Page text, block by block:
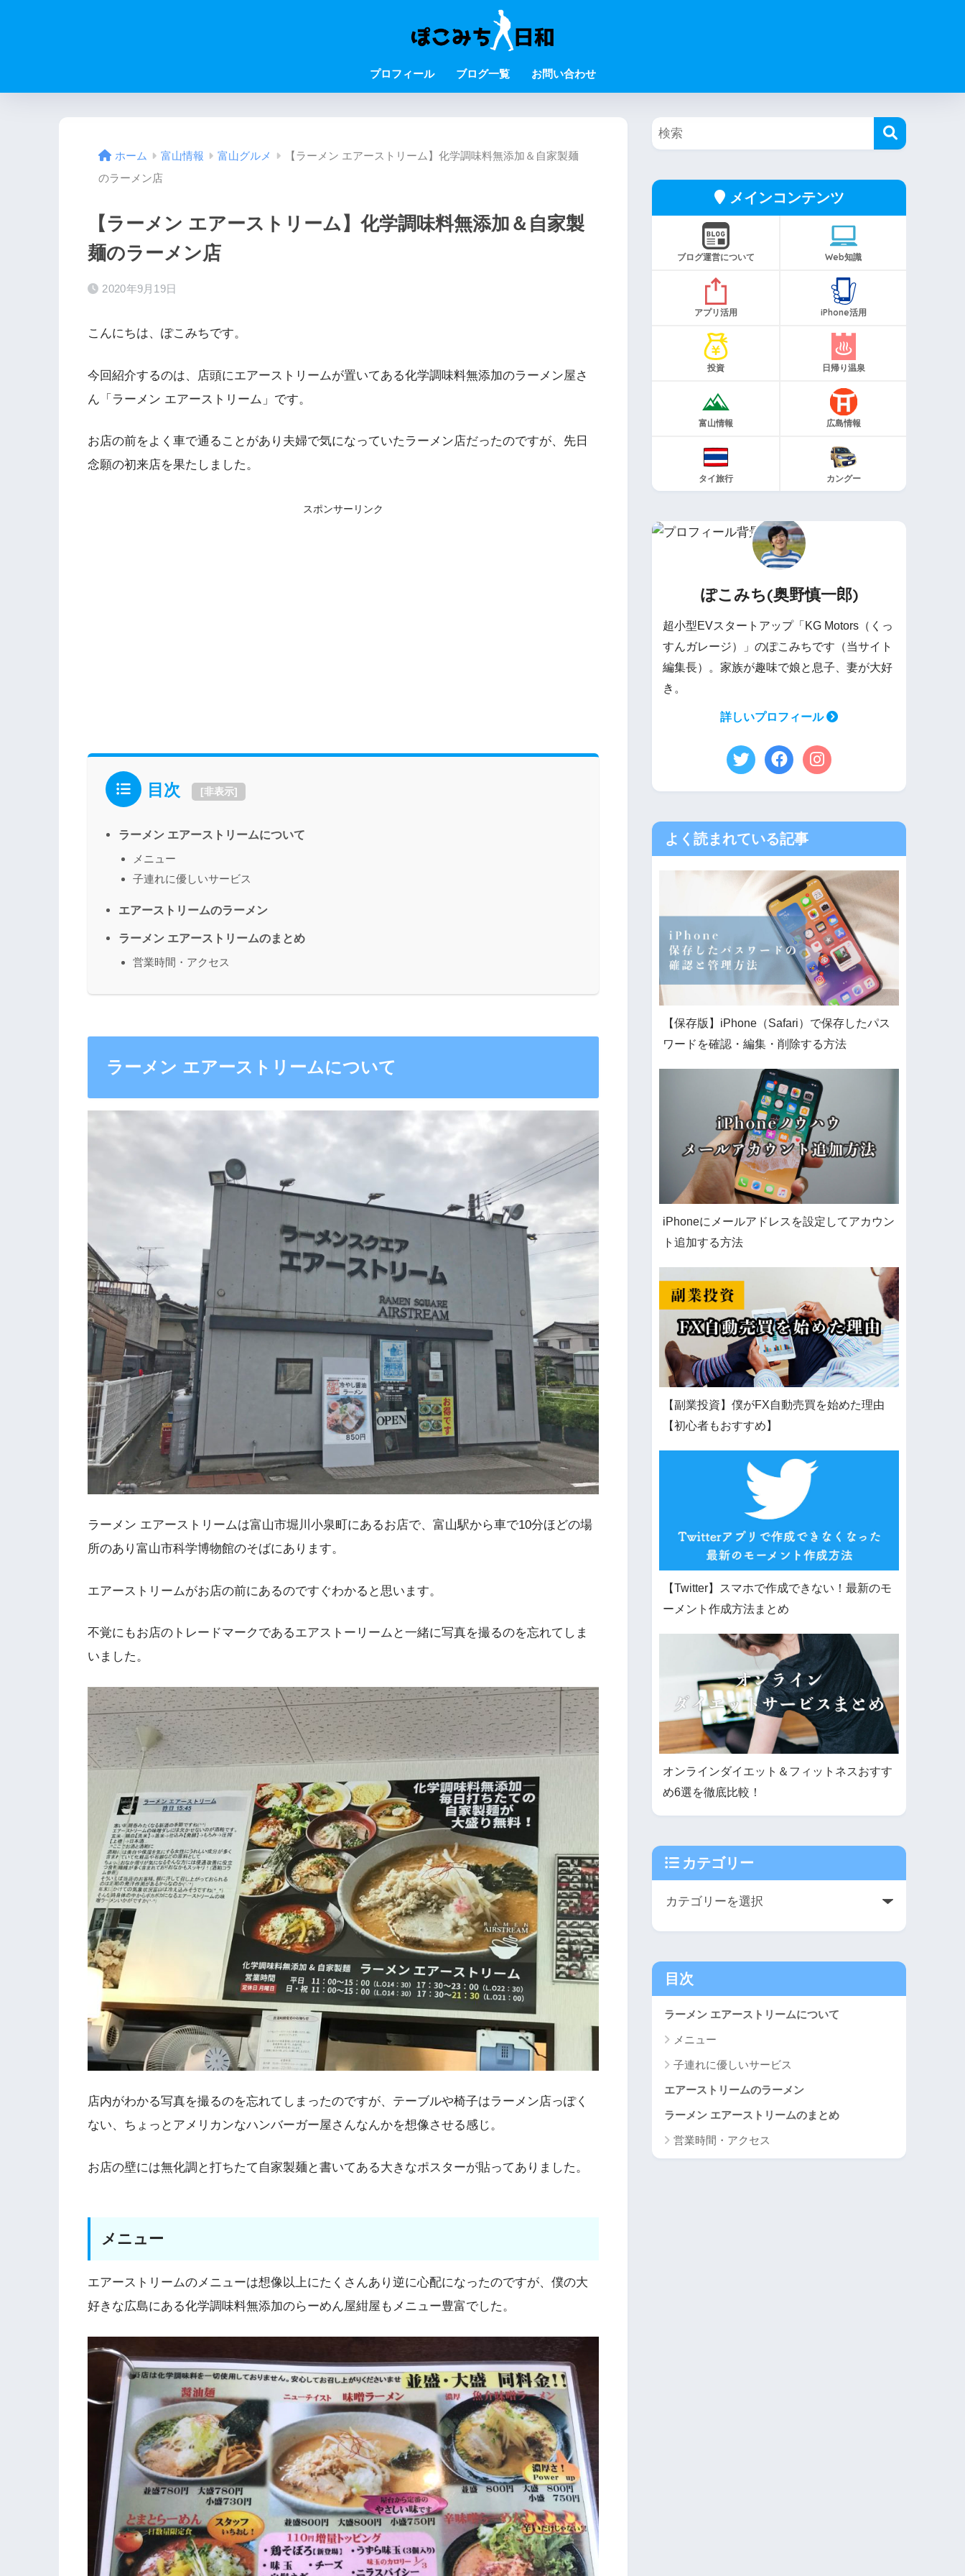
プロフィール ブログ一覧 お問い合わせ
ホーム 富山情報 富山グルメ
【ラーメン エアーストリーム】化学調味料無添加＆自家製麺
のラーメン店
【ラーメン エアーストリーム】化学調味料無添加＆自家製
麺のラーメン店
2020年9月19日
こんにちは、ぽこみちです。
今回紹介するのは、店頭にエアーストリームが置いてある化学調味料無添加のラーメン屋さ
ん「ラーメン エアーストリーム」です。
お店の前をよく車で通ることがあり夫婦で気になっていたラーメン店だったのですが、先日
念願の初来店を果たしました。
スポンサーリンク
目次 [非表示]
ラーメン エアーストリームについて
メニュー
子連れに優しいサービス
エアーストリームのラーメン
ラーメン エアーストリームのまとめ
営業時間・アクセス
ラーメン エアーストリームについて
ラーメン エアーストリームは富山市堀川小泉町にあるお店で、富山駅から車で10分ほどの場
所のあり富山市科学博物館のそばにあります。
エアーストリームがお店の前にあるのですぐわかると思います。
不覚にもお店のトレードマークであるエアストーリームと一緒に写真を撮るのを忘れてしま
いました。
店内がわかる写真を撮るのを忘れてしまったのですが、テーブルや椅子はラーメン店っぽく
ない、ちょっとアメリカンなハンバーガー屋さんなんかを想像させる感じ。
お店の壁には無化調と打ちたて自家製麺と書いてある大きなポスターが貼ってありました。
メニュー
エアーストリームのメニューは想像以上にたくさんあり逆に心配になったのですが、僕の大
好きな広島にある化学調味料無添加のらーめん屋紺屋もメニュー豊富でした。
メインコンテンツ
ブログ運営について Web知識
アプリ活用 iPhone活用
投資 日帰り温泉
富山情報 広島情報
タイ旅行 カングー
ぽこみち(奥野慎一郎)
超小型EVスタートアップ「KG Motors（くっ
すんガレージ）」のぽこみちです（当サイト
編集長）。家族が趣味で娘と息子、妻が大好
き。
詳しいプロフィール
よく読まれている記事
【保存版】iPhone（Safari）で保存したパス
ワードを確認・編集・削除する方法
iPhoneにメールアドレスを設定してアカウン
ト追加する方法
【副業投資】僕がFX自動売買を始めた理由
【初心者もおすすめ】
【Twitter】スマホで作成できない！最新のモ
ーメント作成方法まとめ
オンラインダイエット＆フィットネスおすす
め6選を徹底比較！
カテゴリー
目次
ラーメン エアーストリームについて
メニュー
子連れに優しいサービス
エアーストリームのラーメン
ラーメン エアーストリームのまとめ
営業時間・アクセス